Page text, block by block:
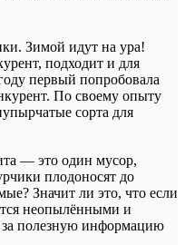
Зимой идут на ура!
подходит и для
первый попробовала
По своему опыту
сорта для
— это один мусор,
плодоносят до
Значит ли это, что если
неопылёнными и
за полезную информацию